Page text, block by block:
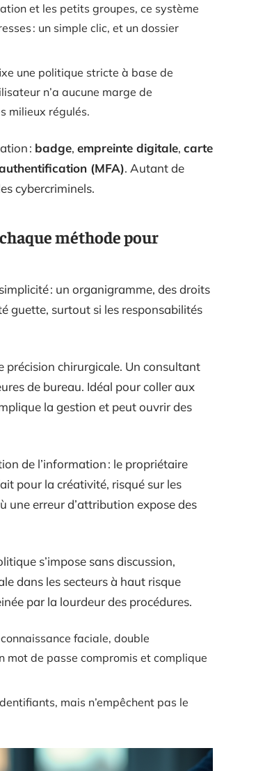
et les petits groupes, ce système
: un simple clic, et un dossier
une politique stricte à base de
n’a aucune marge de
milieux régulés.
: badge, empreinte digitale, carte
(MFA). Autant de
cybercriminels.
méthode pour
: un organigramme, des droits
guette, surtout si les responsabilités
précision chirurgicale. Un consultant
de bureau. Idéal pour coller aux
la gestion et peut ouvrir des
de l’information : le propriétaire
pour la créativité, risqué sur les
une erreur d’attribution expose des
s’impose sans discussion,
dans les secteurs à haut risque
par la lourdeur des procédures.
faciale, double
mot de passe compromis et complique
mais n’empêchent pas le